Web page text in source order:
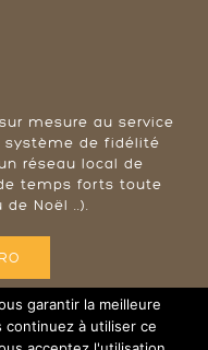
mesure au service
système de fidélité
réseau local de
temps forts toute
Noël ..).
garantir la meilleure
à utiliser ce